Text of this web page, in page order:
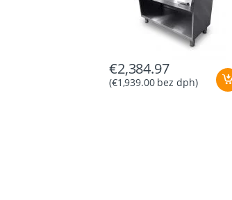
€2,384.97
(€1,939.00bez dph)